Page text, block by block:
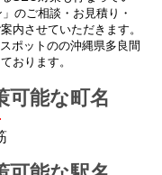
のご相談・お見積り・
内させていただきます。
ポットのの沖縄県多良間
おります。
可能な町名